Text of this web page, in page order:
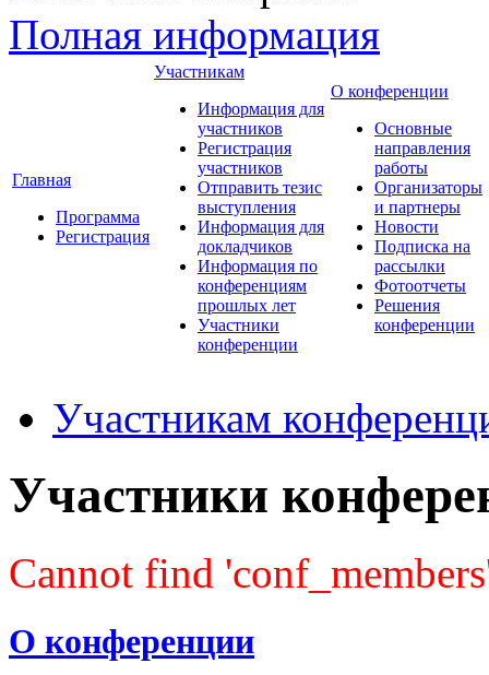
Полная информация
Главная
Программа
Регистрация
Участникам
Информация для
участников
Регистрация
участников
Отправить тезис
выступления
Информация для
докладчиков
Информация по
конференциям
прошлых лет
Участники
конференции
О конференции
Основные
направления
работы
Организаторы
и партнеры
Новости
Подписка на
рассылки
Фотоотчеты
Решения
конференции
Участникам
Участники
Cannot find
О конференции